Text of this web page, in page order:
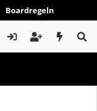
Boardregeln